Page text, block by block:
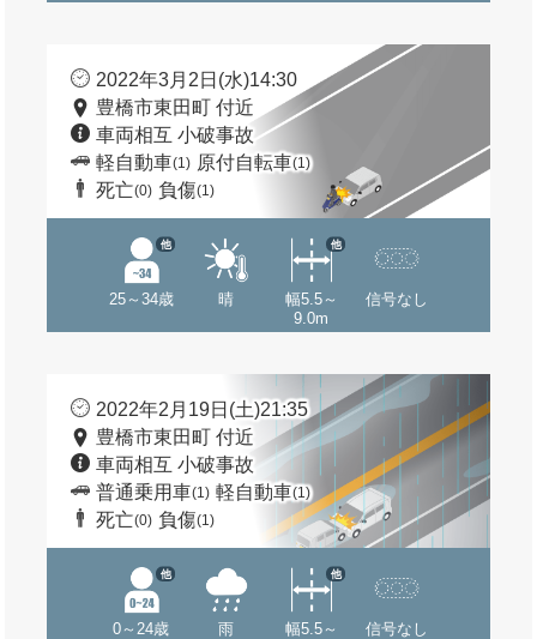
2022年3月2日(水)14:30
豊橋市東田町 付近
車両相互 小破事故
軽自動車(1) 原付自転車(1)
死亡(0) 負傷(1)
25～34歳
他
晴
幅5.5～
9.0m
他
信号なし
2022年2月19日(土)21:35
豊橋市東田町 付近
車両相互 小破事故
普通乗用車(1) 軽自動車(1)
死亡(0) 負傷(1)
0～24歳
他
雨 幅5.5～
他
信号なし